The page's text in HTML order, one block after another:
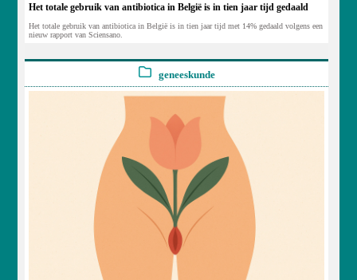
Het totale gebruik van antibiotica in België is in tien jaar tijd gedaald
Het totale gebruik van antibiotica in België is in tien jaar tijd met 14% gedaald volgens een
nieuw rapport van Sciensano.
geneeskunde